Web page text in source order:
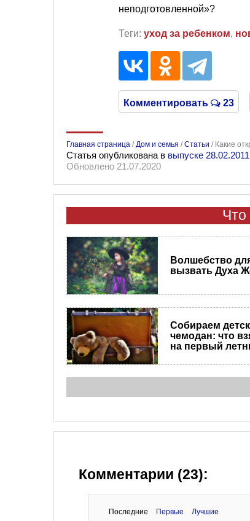
неподготовленной»?
Теги: уход за ребенком,
Комментировать 23
Главная страница / Дом и семья /Статьи / Какие
Статья опубликована в выпуске 28.02.2011
Обновлено 21.07.2020
Что
Волшебство
вызвать Духа
Собираем
чемодан: что
на первый
Комментарии (23):
Последние Первые Лучшие